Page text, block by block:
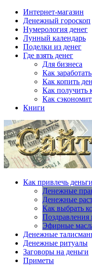
Интернет-магазин
Денежный гороскоп
Нумерология денег
Лунный календарь
Поделки из денег
Где взять денег
Для бизнеса
Как
Как копить
Как получить
Как
Книги
Как привлечь деньги
Денежные
Денежные
Как выбрать
Эфирные
Денежные
Денежные ритуалы
Заговоры на деньги
Приметы